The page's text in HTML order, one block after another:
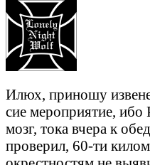
Илюх, приношу
сие мероприятие, ибо
мозг, тока вчера к
проверил, 60-ти